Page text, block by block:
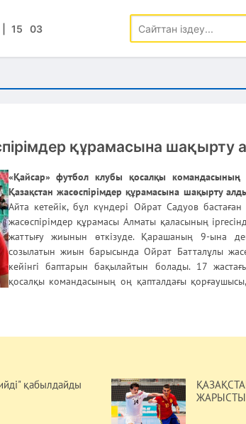
15 03
құрамасына шақырту
«Қайсар» футбол клубы қосалқы
Қазақстан жасөспірімдер құрамасына шақырту
Айта кетейік, бұл күндері Ойрат Садуов бастаған
жасөспірімдер құрамасы Алматы қаласының
жаттығу жиынын өткізуде. Қарашаның 9-ына
созылатын жиын барысында Ойрат Батталұлы
кейінгі баптарын бақылайтын болады. 17
қосалқы командасының оң қапталдағы
қабылдайды